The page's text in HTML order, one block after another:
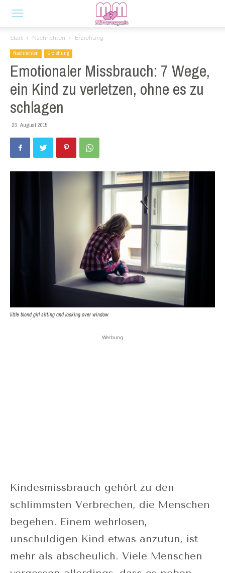
Start Nachrichten Erziehung
Nachrichten Erziehung
Emotionaler Missbrauch: 7 Wege,
ein Kind zu verletzen, ohne es zu
schlagen
23. August 2015
little blond girl sitting and looking over window
Werbung
Kindesmissbrauch gehört zu den
schlimmsten Verbrechen, die Menschen
begehen. Einem wehrlosen,
unschuldigen Kind etwas anzutun, ist
mehr als abscheulich. Viele Menschen